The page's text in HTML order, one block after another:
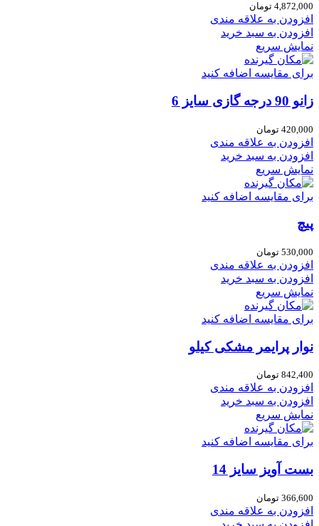
4,872,000 تومان
افزودن به علاقه مندی
افزودن به سبد خرید
نمایش سریع
برای مقایسه اضافه کنید
زانو 90 درجه گازی سایز 6
420,000 تومان
افزودن به علاقه مندی
افزودن به سبد خرید
نمایش سریع
برای مقایسه اضافه کنید
پیچ
530,000 تومان
افزودن به علاقه مندی
افزودن به سبد خرید
نمایش سریع
برای مقایسه اضافه کنید
نوار پرایمر مشکی کیلو
842,400 تومان
افزودن به علاقه مندی
افزودن به سبد خرید
نمایش سریع
برای مقایسه اضافه کنید
بست آویز سایز 14
366,600 تومان
افزودن به علاقه مندی